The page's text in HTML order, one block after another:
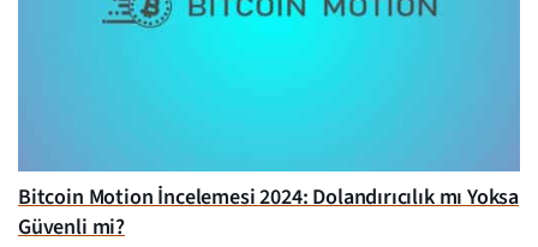
Bitcoin Motion İncelemesi 2024: Dolandırıcılık mı Yoksa
Güvenli mi?